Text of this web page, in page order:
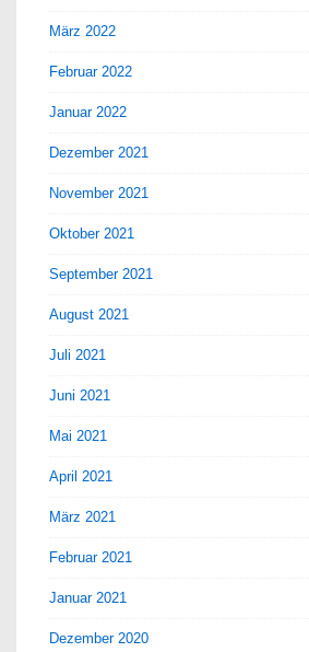
März 2022
Februar 2022
Januar 2022
Dezember 2021
November 2021
Oktober 2021
September 2021
August 2021
Juli 2021
Juni 2021
Mai 2021
April 2021
März 2021
Februar 2021
Januar 2021
Dezember 2020